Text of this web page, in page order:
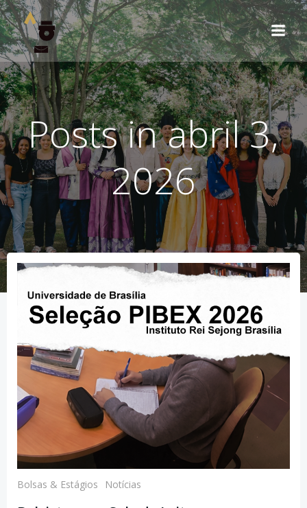
Pular
para
o
conteúdo
Posts in abril 3,
2026
Bolsas & Estágios Notícias